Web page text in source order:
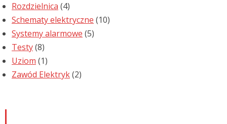
Rozdzielnica (4)
Schematy elektryczne (10)
Systemy alarmowe (5)
Testy(8)
Uziom (1)
Zawód Elektryk(2)